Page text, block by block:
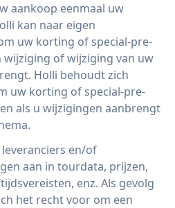
aankoop eenmaal uw
kan naar eigen
uw korting of special-pre-
wijziging of wijziging van uw
Holli behoudt zich
uw korting of special-pre-
als u wijzigingen aanbrengt
en/of
aan in tourdata, prijzen,
enz. Als gevolg
het recht voor om een